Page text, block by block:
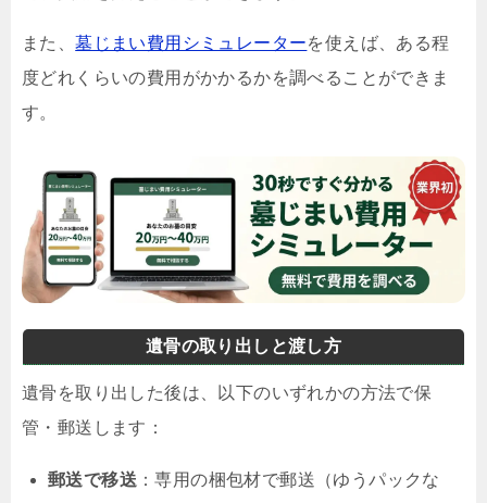
また、墓じまい費用シミュレーターを使えば、ある程
度どれくらいの費用がかかるかを調べることができま
す。
遺骨の取り出しと渡し方
遺骨を取り出した後は、以下のいずれかの方法で保
管・郵送します：
郵送で移送 ：専用の梱包材で郵送（ゆうパックな